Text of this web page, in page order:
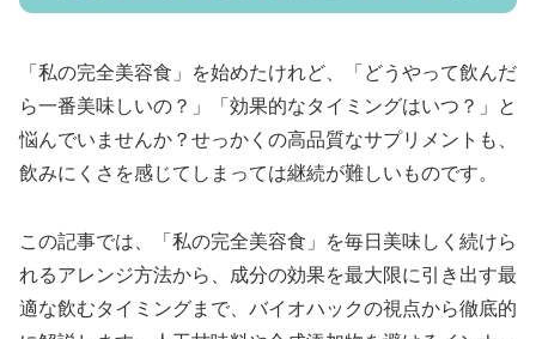
「私の完全美容食」を始めたけれど、「どうやって飲んだ
ら一番美味しいの？」「効果的なタイミングはいつ？」と
悩んでいませんか？せっかくの高品質なサプリメントも、
飲みにくさを感じてしまっては継続が難しいものです。
この記事では、「私の完全美容食」を毎日美味しく続けら
れるアレンジ方法から、成分の効果を最大限に引き出す最
適な飲むタイミングまで、バイオハックの視点から徹底的